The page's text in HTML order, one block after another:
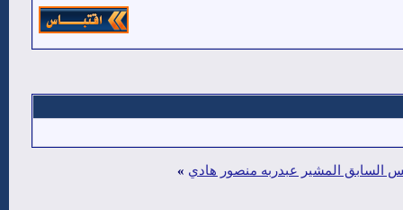
السابق المشير عبدربه منصور هادي »